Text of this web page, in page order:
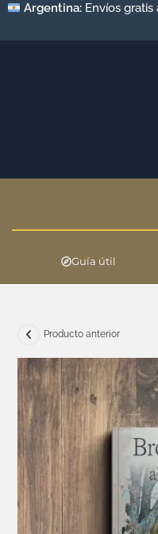
Argentina: Envíos
Guía útil
Producto anterior